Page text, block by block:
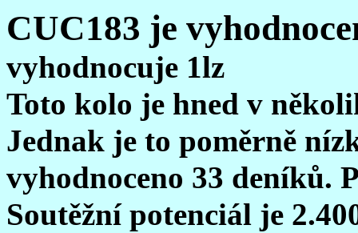
CUC183 je
vyhodnocuje 1lz
Toto kolo je hned v
Jednak je to poměrně
vyhodnoceno 33 deníků.
Soutěžní potenciál je